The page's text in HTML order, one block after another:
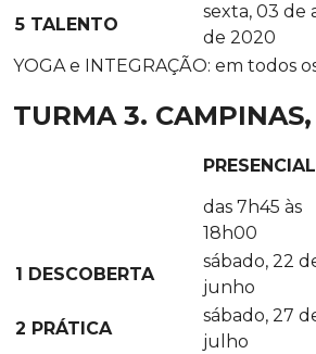
5 TALENTO
sexta, 03 de
de 2020
YOGA e INTEGRAÇÃO: em todos
TURMA 3.
PRESENCIAL
das 7h45 às
18h00
1 DESCOBERTA
sábado, 22
junho
2 PRÁTICA
sábado, 27
julho